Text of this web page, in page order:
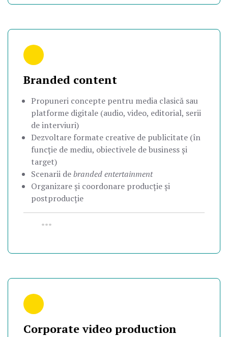
Branded content
Propuneri concepte pentru media clasică sau
platforme digitale (audio, video, editorial, serii
de interviuri)
Dezvoltare formate creative de publicitate (în
funcție de mediu, obiectivele de business și
target)
Scenarii debranded entertainment
Organizare și coordonare producție și
postproducție
•••
Corporate video production